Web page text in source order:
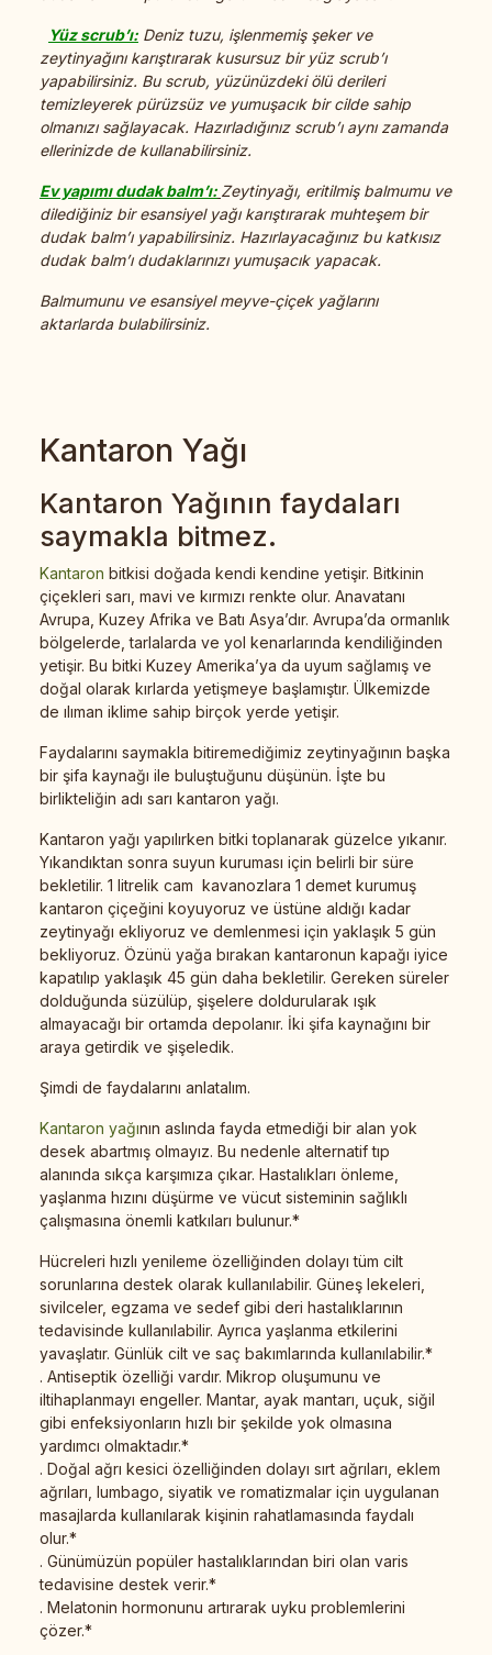
Yüz scrub’ı: Deniz tuzu, işlenmemiş şeker ve
zeytinyağını karıştırarak kusursuz bir yüz scrub’ı
yapabilirsiniz. Bu scrub, yüzünüzdeki ölü derileri
temizleyerek pürüzsüz ve yumuşacık bir cilde sahip
olmanızı sağlayacak. Hazırladığınız scrub’ı aynı zamanda
ellerinizde de kullanabilirsiniz.
Ev yapımı dudak balm’ı: Zeytinyağı, eritilmiş balmumu ve
dilediğiniz bir esansiyel yağı karıştırarak muhteşem bir
dudak balm’ı yapabilirsiniz. Hazırlayacağınız bu katkısız
dudak balm’ı dudaklarınızı yumuşacık yapacak.
Balmumunu ve esansiyel meyve-çiçek yağlarını
aktarlarda bulabilirsiniz.
Kantaron Yağı
Kantaron Yağının faydaları
saymakla bitmez.
Kantaron bitkisi doğada kendi kendine yetişir. Bitkinin
çiçekleri sarı, mavi ve kırmızı renkte olur. Anavatanı
Avrupa, Kuzey Afrika ve Batı Asya’dır. Avrupa’da ormanlık
bölgelerde, tarlalarda ve yol kenarlarında kendiliğinden
yetişir. Bu bitki Kuzey Amerika’ya da uyum sağlamış ve
doğal olarak kırlarda yetişmeye başlamıştır. Ülkemizde
de ılıman iklime sahip birçok yerde yetişir.
Faydalarını saymakla bitiremediğimiz zeytinyağının başka
bir şifa kaynağı ile buluştuğunu düşünün. İşte bu
birlikteliğin adı sarı kantaron yağı.
Kantaron yağı yapılırken bitki toplanarak güzelce yıkanır.
Yıkandıktan sonra suyun kuruması için belirli bir süre
bekletilir. 1 litrelik cam kavanozlara 1 demet kurumuş
kantaron çiçeğini koyuyoruz ve üstüne aldığı kadar
zeytinyağı ekliyoruz ve demlenmesi için yaklaşık 5 gün
bekliyoruz. Özünü yağa bırakan kantaronun kapağı iyice
kapatılıp yaklaşık 45 gün daha bekletilir. Gereken süreler
dolduğunda süzülüp, şişelere doldurularak ışık
almayacağı bir ortamda depolanır. İki şifa kaynağını bir
araya getirdik ve şişeledik.
Şimdi de faydalarını anlatalım.
Kantaron yağının aslında fayda etmediği bir alan yok
desek abartmış olmayız. Bu nedenle alternatif tıp
alanında sıkça karşımıza çıkar. Hastalıkları önleme,
yaşlanma hızını düşürme ve vücut sisteminin sağlıklı
çalışmasına önemli katkıları bulunur.*
Hücreleri hızlı yenileme özelliğinden dolayı tüm cilt
sorunlarına destek olarak kullanılabilir. Güneş lekeleri,
sivilceler, egzama ve sedef gibi deri hastalıklarının
tedavisinde kullanılabilir. Ayrıca yaşlanma etkilerini
yavaşlatır. Günlük cilt ve saç bakımlarında kullanılabilir.*
. Antiseptik özelliği vardır. Mikrop oluşumunu ve
iltihaplanmayı engeller. Mantar, ayak mantarı, uçuk, siğil
gibi enfeksiyonların hızlı bir şekilde yok olmasına
yardımcı olmaktadır.*
. Doğal ağrı kesici özelliğinden dolayı sırt ağrıları, eklem
ağrıları, lumbago, siyatik ve romatizmalar için uygulanan
masajlarda kullanılarak kişinin rahatlamasında faydalı
olur.*
. Günümüzün popüler hastalıklarından biri olan varis
tedavisine destek verir.*
. Melatonin hormonunu artırarak uyku problemlerini
çözer.*